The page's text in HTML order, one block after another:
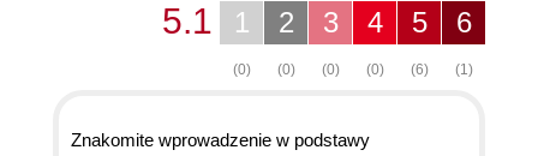
6
(1)
5
(6)
4
(0)
3
(0)
2
(0)
1
(0)
5.1
Znakomite wprowadzenie w podstawy